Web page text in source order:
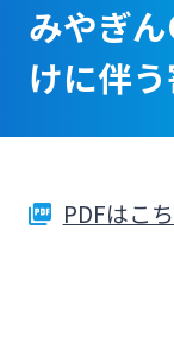
個人
法人向
みやぎ
けに伴
PDFはこ